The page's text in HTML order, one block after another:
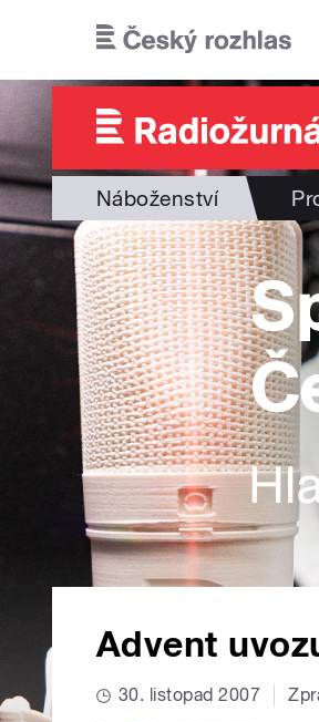
Náboženství
Advent
30. listopad 2007